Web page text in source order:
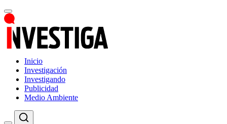
Inicio
Investigación
Investigando
Publicidad
Medio Ambiente